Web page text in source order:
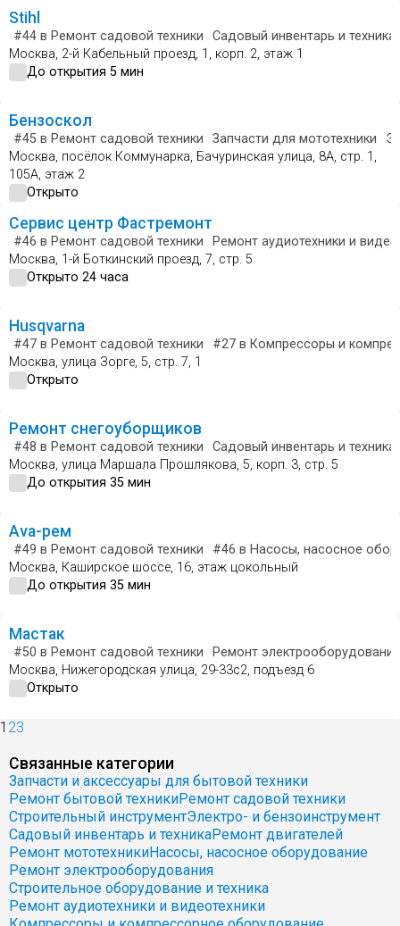
Stihl
#44 в Ремонт садовой техники
Садовый инвентарь и техника
Москва, 2-й Кабельный проезд, 1, корп. 2, этаж 1
До открытия 5 мин
Бензоскол
#45 в Ремонт садовой техники Запчасти для мототехники
Москва, посёлок Коммунарка, Бачуринская улица, 8А, стр. 1,
105А, этаж 2
Открыто
Сервис центр Фастремонт
#46 в Ремонт садовой техники
Ремонт аудиотехники и
Москва, 1-й Боткинский проезд, 7, стр. 5
Открыто 24 часа
Husqvarna
#47 в Ремонт садовой техники #27 в Компрессоры и
Москва, улица Зорге, 5, стр. 7, 1
Открыто
Ремонт снегоуборщиков
#48 в Ремонт садовой техники
Садовый инвентарь и техника
Москва, улица Маршала Прошлякова, 5, корп. 3, стр. 5
До открытия 35 мин
Ava-рем
#49 в Ремонт садовой техники #46 в Насосы, насосное
Москва, Каширское шоссе, 16, этаж цокольный
До открытия 35 мин
Мастак
#50 в Ремонт садовой техники
Ремонт электрооборудования
Москва, Нижегородская улица, 29-33с2, подъезд 6
Открыто
1 23
Связанные категории
Запчасти и аксессуары для бытовой техники
Ремонт бытовой техникиРемонт садовой техники
Строительный инструментЭлектро- и бензоинструмент
Садовый инвентарь и техникаРемонт двигателей
Ремонт мототехникиНасосы, насосное оборудование
Ремонт электрооборудования
Строительное оборудование и техника
Ремонт аудиотехники и видеотехники